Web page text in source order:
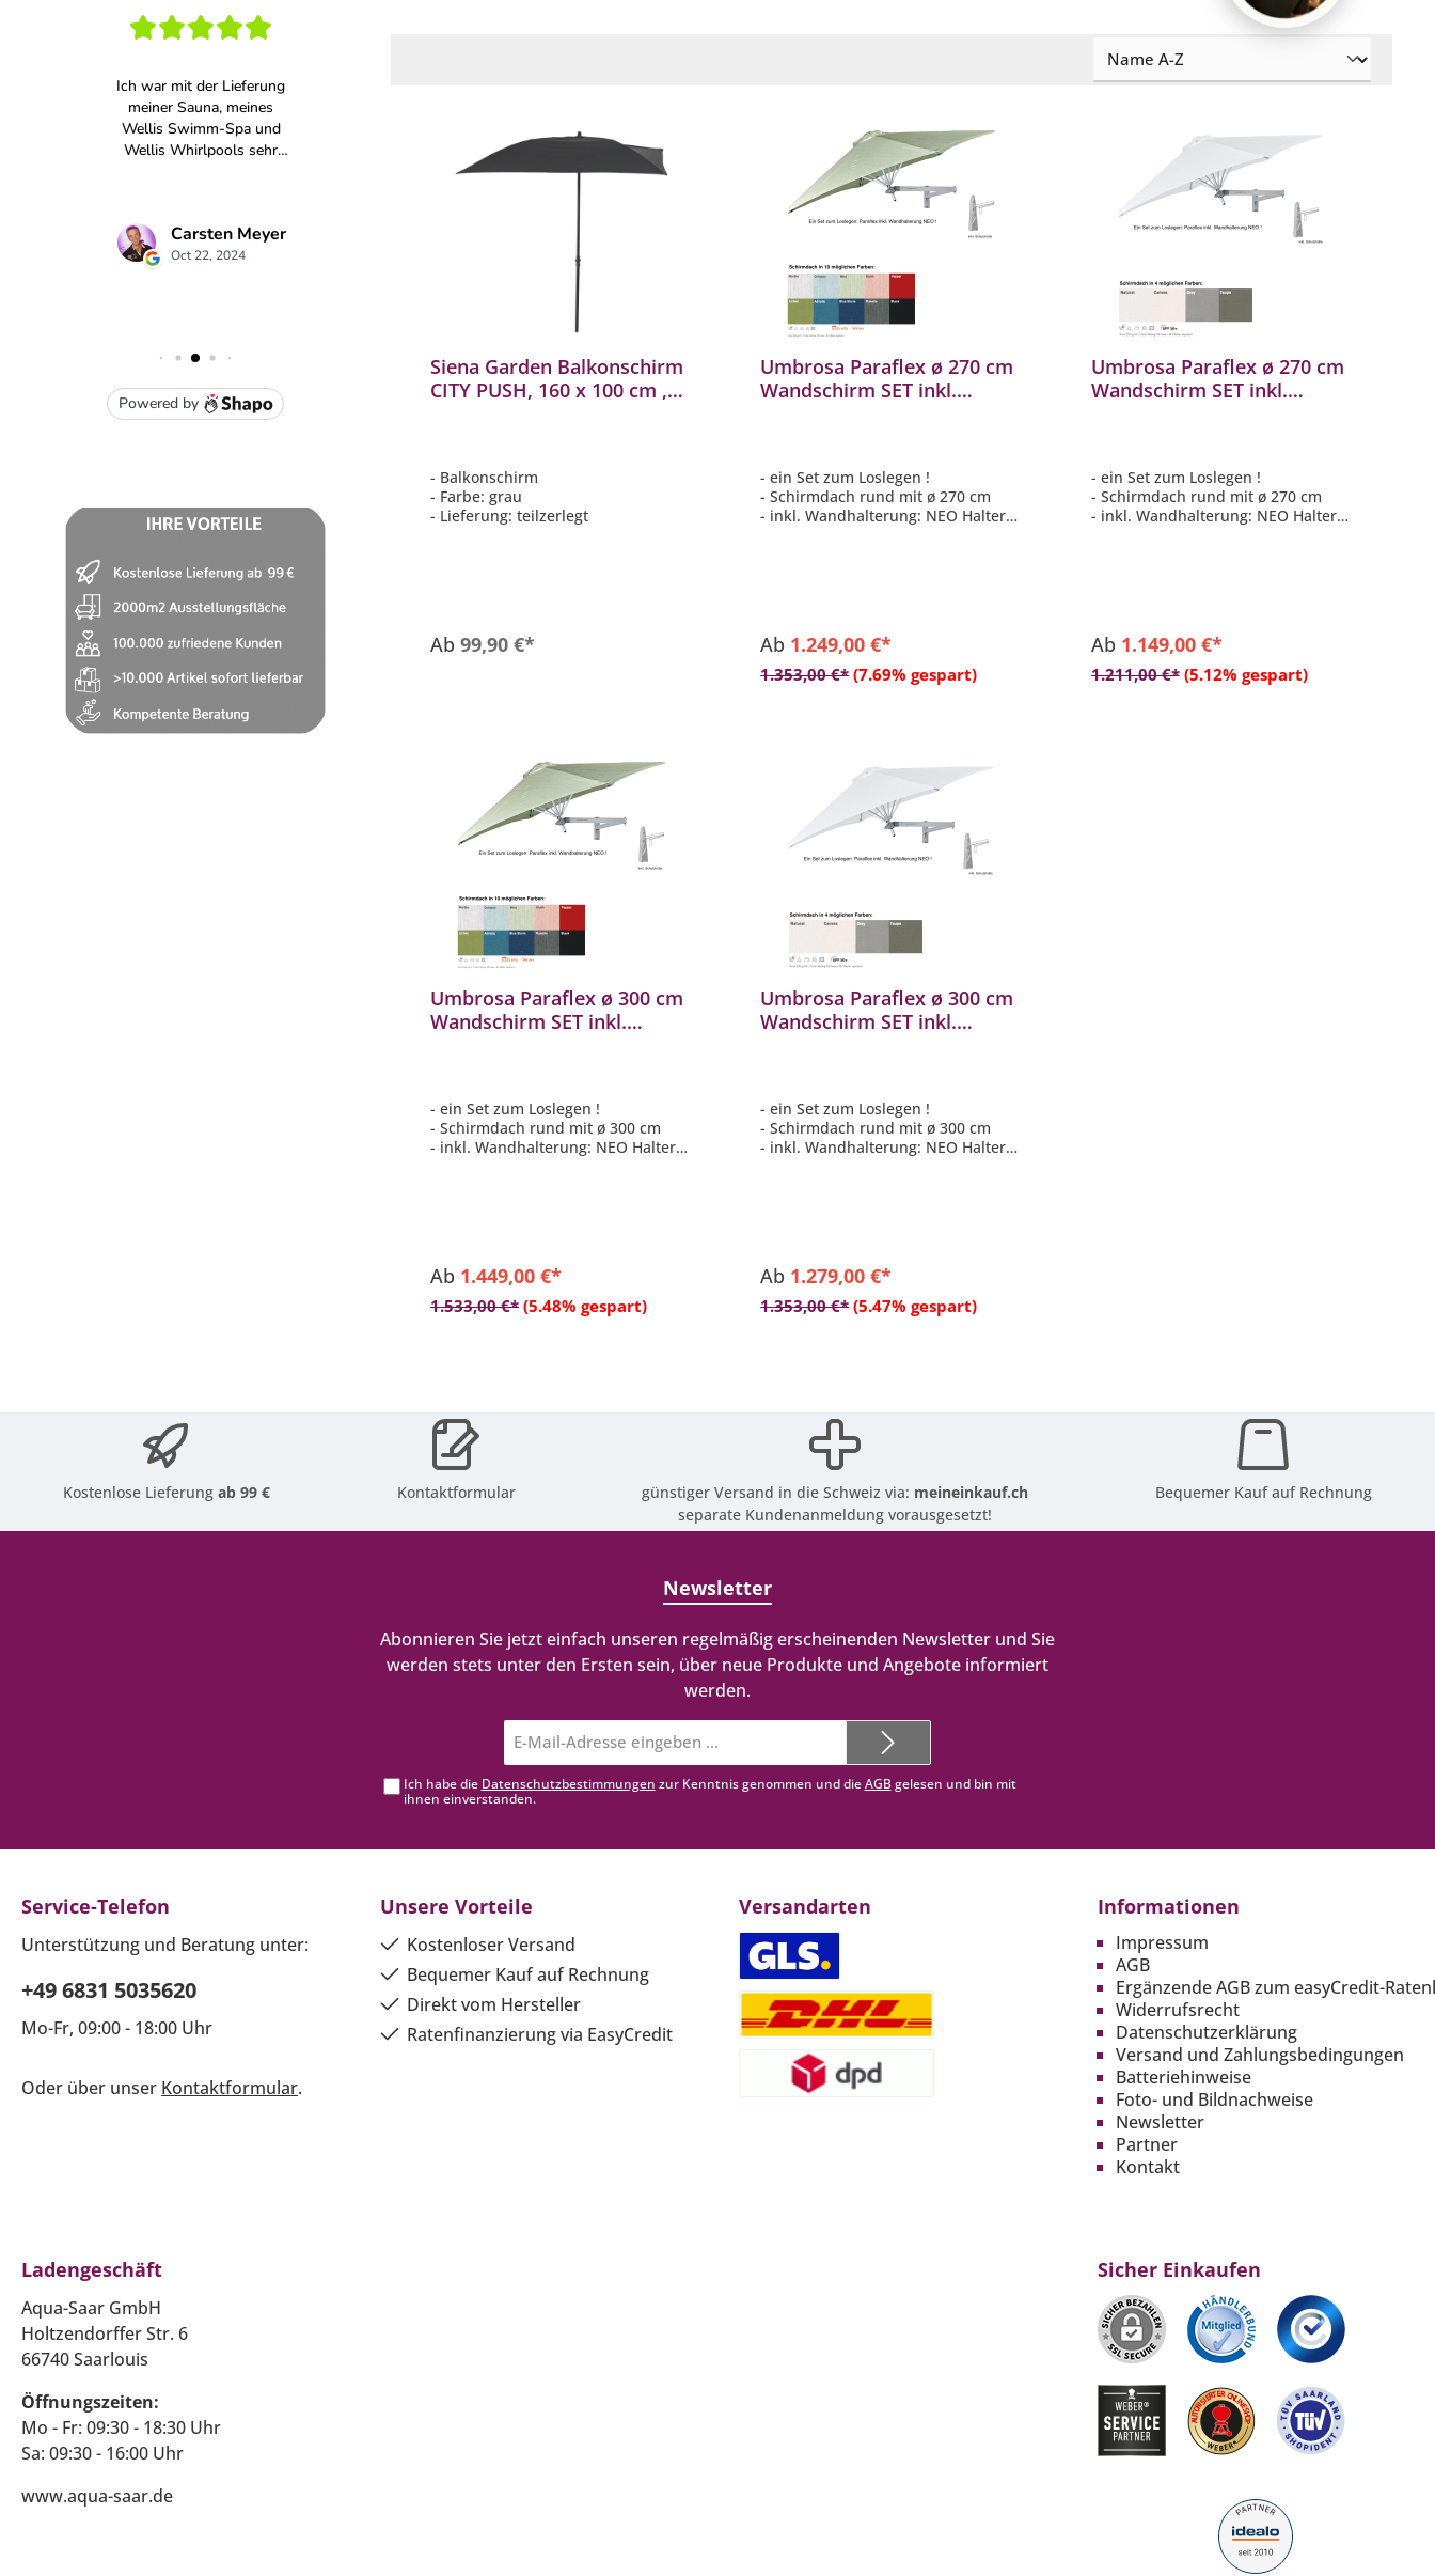
Siena Garden Balkonschirm
CITY PUSH, 160 x 100 cm ,
- Balkonschirm
- Farbe: grau
- Lieferung: teilzerlegt
Ab 99,90 €*
Umbrosa Paraflex ø 270 cm
Wandschirm SET inkl.
- ein Set zum Loslegen !
- Schirmdach rund mit ø 270 cm
- inkl. Wandhalterung: NEO Halter
Ab 1.249,00 €*
1.353,00 €* (7.69% gespart)
Umbrosa Paraflex ø 270 cm
Wandschirm SET inkl.
- ein Set zum Loslegen !
- Schirmdach rund mit ø 270 cm
- inkl. Wandhalterung: NEO Halter
Ab 1.149,00 €*
1.211,00 €* (5.12% gespart)
Umbrosa Paraflex ø 300 cm
Wandschirm SET inkl.
- ein Set zum Loslegen !
- Schirmdach rund mit ø 300 cm
- inkl. Wandhalterung: NEO Halter
Ab 1.449,00 €*
1.533,00 €* (5.48% gespart)
Umbrosa Paraflex ø 300 cm
Wandschirm SET inkl.
- ein Set zum Loslegen !
- Schirmdach rund mit ø 300 cm
- inkl. Wandhalterung: NEO Halter
Ab 1.279,00 €*
1.353,00 €* (5.47% gespart)
Kostenlose Lieferungab 99 € Kontaktformular günstiger Versand in die Schweiz via: meineinkauf.ch
separate Kundenanmeldung vorausgesetzt!
Bequemer Kauf auf Rechnung
Newsletter
Abonnieren Sie jetzt einfach unseren regelmäßig erscheinenden Newsletter und Sie
werden stets unter den Ersten sein, über neue Produkte und Angebote informiert
werden.
Mail-
Adresse*
Ich habe die Datenschutzbestimmungen zur Kenntnis genommen und dieAGBgelesen und bin mit
ihnen einverstanden.
Service-Telefon
Unterstützung und Beratung unter:
+49 6831 5035620
Mo-Fr, 09:00 - 18:00 Uhr
Oder über unser Kontaktformular.
Unsere Vorteile
Kostenloser Versand
Bequemer Kauf auf Rechnung
Direkt vom Hersteller
Ratenfinanzierung via EasyCredit
Versandarten Informationen
Impressum
AGB
Ergänzende AGB zum easyCredit-
Widerrufsrecht
Datenschutzerklärung
Versand und Zahlungsbedingungen
Batteriehinweise
Foto- und Bildnachweise
Newsletter
Partner
Kontakt
Ladengeschäft
Aqua-Saar GmbH
Holtzendorffer Str. 6
66740 Saarlouis
Öffnungszeiten:
Mo - Fr: 09:30 - 18:30 Uhr
Sa: 09:30 - 16:00 Uhr
www.aqua-saar.de
Sicher Einkaufen